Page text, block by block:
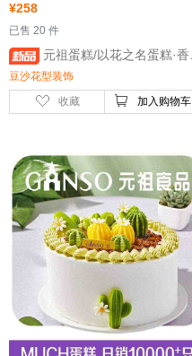
¥258
已售 20 件
元祖蛋糕/以花之名蛋糕·香槟色(6号)-花信如约，豆沙藏情
豆沙花型装饰
收藏 加入购物车